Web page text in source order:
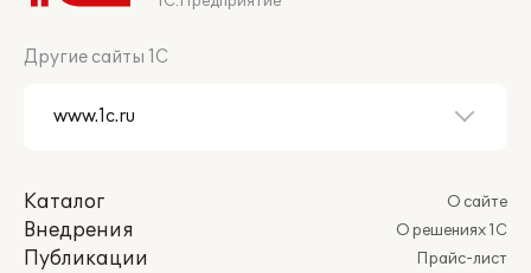
Другие сайты 1С
Каталог
Внедрения
Публикации
О сайте
О решениях 1С
Прайс-лист